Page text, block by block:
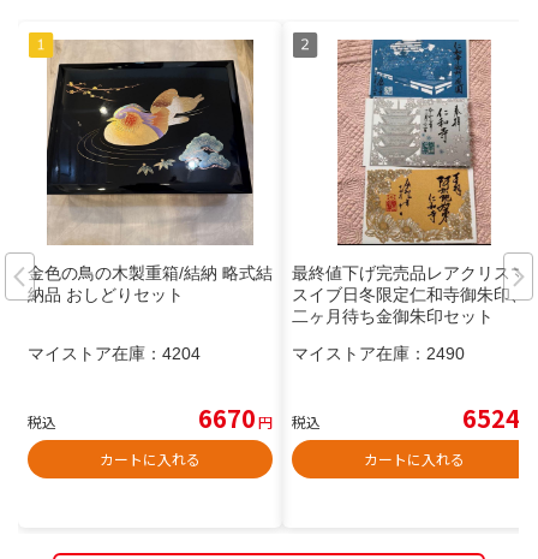
金色の鳥の木製重箱/結納 略式結
納品 おしどりセット
マイストア在庫： 4204
税込 6670円
カートに入れる
最終値下げ完売品レアクリスマ
スイブ日冬限定仁和寺御朱印、
二ヶ月待ち金御朱印セット
マイストア在庫： 2490
税込 6524
カートに入れる